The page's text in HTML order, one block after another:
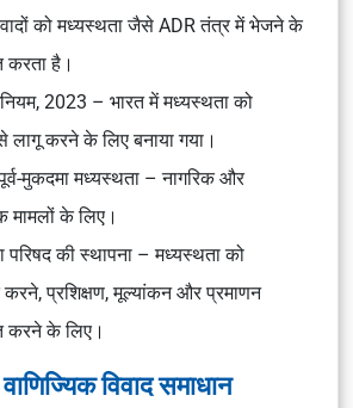
को मध्यस्थता जैसे ADR तंत्र में भेजने के
करता है।
2023 – भारत में मध्यस्थता को
करने के लिए बनाया गया।
पूर्व-मुकदमा मध्यस्थता – नागरिक और
मामलों के लिए।
परिषद की स्थापना – मध्यस्थता को
करने, प्रशिक्षण, मूल्यांकन और प्रमाणन
करने के लिए।
विवाद समाधान